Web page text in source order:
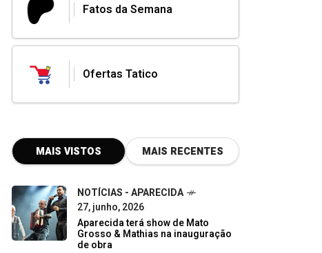
Fatos da Semana
Ofertas Tatico
MAIS VISTOS MAIS RECENTES
NOTÍCIAS - APARECIDA
27, junho, 2026
Aparecida terá show de Mato
Grosso & Mathias na inauguração
de obra